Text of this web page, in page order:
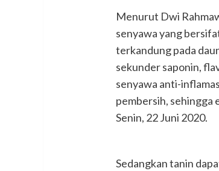
Menurut Dwi
senyawa yang
terkandung pada
sekunder saponin,
senyawa anti-
pembersih, sehingga
Senin, 22 Juni 2020.
Sedangkan tanin